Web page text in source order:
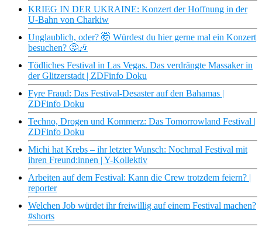
KRIEG IN DER UKRAINE: Konzert der Hoffnung in der
U-Bahn von Charkiw
Unglaublich, oder? 🤯 Würdest du hier gerne mal ein Konzert
besuchen? 🤔🎶
Tödliches Festival in Las Vegas. Das verdrängte Massaker in
der Glitzerstadt | ZDFinfo Doku
Fyre Fraud: Das Festival-Desaster auf den Bahamas |
ZDFinfo Doku
Techno, Drogen und Kommerz: Das Tomorrowland Festival |
ZDFinfo Doku
Michi hat Krebs – ihr letzter Wunsch: Nochmal Festival mit
ihren Freund:innen | Y-Kollektiv
Arbeiten auf dem Festival: Kann die Crew trotzdem feiern? |
reporter
Welchen Job würdet ihr freiwillig auf einem Festival machen?
#shorts